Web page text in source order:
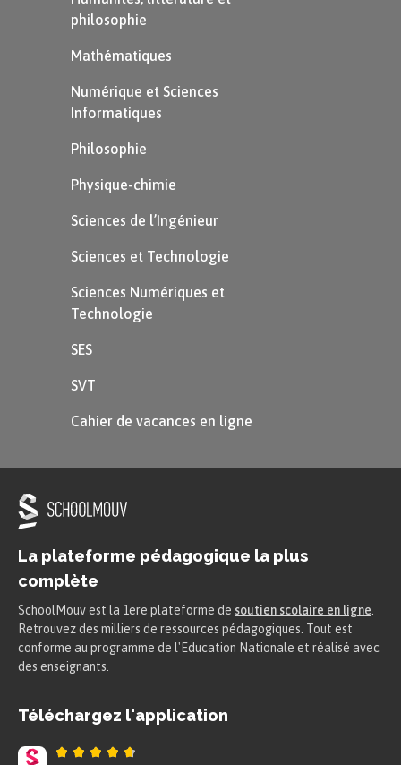
il/elle/on prendrait…
Le futur
L'imparfait
philosophie
Mathématiques
Numérique et Sciences
Informatiques
Philosophie
Physique-chimie
Sciences de l’Ingénieur
Sciences et Technologie
Sciences Numériques et
Technologie
SES
SVT
Cahier de vacances en ligne
La plateforme pédagogique la plus
complète
SchoolMouv est la 1ere plateforme de soutien scolaire en ligne
Retrouvez des milliers de ressources pédagogiques. Tout est
conforme au programme de l'Education Nationale et réalisé avec
des enseignants.
Téléchargez l'application